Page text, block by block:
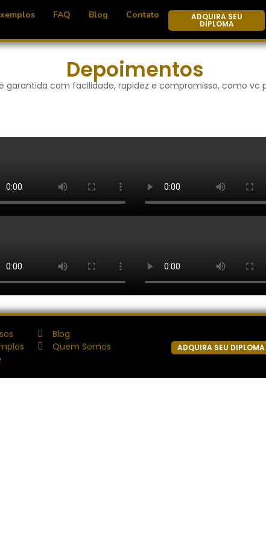
FAQ Blog Contato ADQUIRA SEU
DIPLOMA
Depoimentos
garantida com facilidade, rapidez e compromisso, como vc
Blog
Quem Somos
ADQUIRA SEU DIPLOMA